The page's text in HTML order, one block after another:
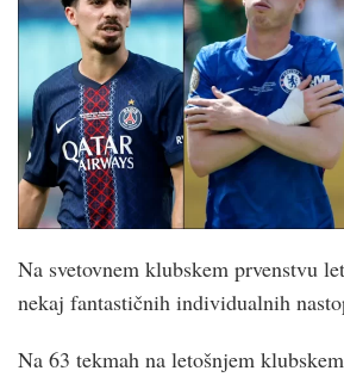
Na svetovnem klubskem prvenstvu
nekaj fantastičnih individualnih
Na 63 tekmah na letošnjem